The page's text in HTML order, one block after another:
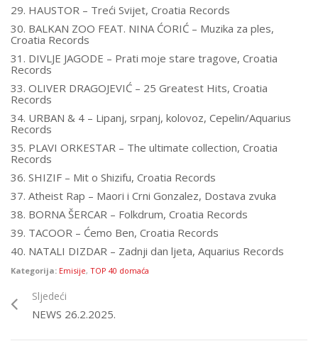
29. HAUSTOR – Treći Svijet, Croatia Records
30. BALKAN ZOO FEAT. NINA ĆORIĆ – Muzika za ples,
Croatia Records
31. DIVLJE JAGODE – Prati moje stare tragove, Croatia
Records
33. OLIVER DRAGOJEVIĆ – 25 Greatest Hits, Croatia
Records
34. URBAN & 4 – Lipanj, srpanj, kolovoz, Cepelin/Aquarius
Records
35. PLAVI ORKESTAR – The ultimate collection, Croatia
Records
36. SHIZIF – Mit o Shizifu, Croatia Records
37. Atheist Rap – Maori i Crni Gonzalez, Dostava zvuka
38. BORNA ŠERCAR – Folkdrum, Croatia Records
39. TACOOR – Ćemo Ben, Croatia Records
40. NATALI DIZDAR – Zadnji dan ljeta, Aquarius Records
Kategorija: Emisije, TOP 40 domaća
Sljedeći
NEWS 26.2.2025.